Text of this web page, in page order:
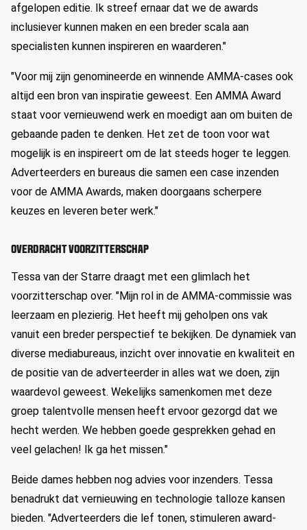
afgelopen editie. Ik streef ernaar dat we de awards
inclusiever kunnen maken en een breder scala aan
specialisten kunnen inspireren en waarderen."
"Voor mij zijn genomineerde en winnende AMMA-cases ook
altijd een bron van inspiratie geweest. Een AMMA Award
staat voor vernieuwend werk en moedigt aan om buiten de
gebaande paden te denken. Het zet de toon voor wat
mogelijk is en inspireert om de lat steeds hoger te leggen.
Adverteerders en bureaus die samen een case inzenden
voor de AMMA Awards, maken doorgaans scherpere
keuzes en leveren beter werk."
OVERDRACHT VOORZITTERSCHAP
Tessa van der Starre draagt met een glimlach het
voorzitterschap over. "Mijn rol in de AMMA-commissie was
leerzaam en plezierig. Het heeft mij geholpen ons vak
vanuit een breder perspectief te bekijken. De dynamiek van
diverse mediabureaus, inzicht over innovatie en kwaliteit en
de positie van de adverteerder in alles wat we doen, zijn
waardevol geweest. Wekelijks samenkomen met deze
groep talentvolle mensen heeft ervoor gezorgd dat we
hecht werden. We hebben goede gesprekken gehad en
veel gelachen! Ik ga het missen."
Beide dames hebben nog advies voor inzenders. Tessa
benadrukt dat vernieuwing en technologie talloze kansen
bieden. "Adverteerders die lef tonen, stimuleren award-